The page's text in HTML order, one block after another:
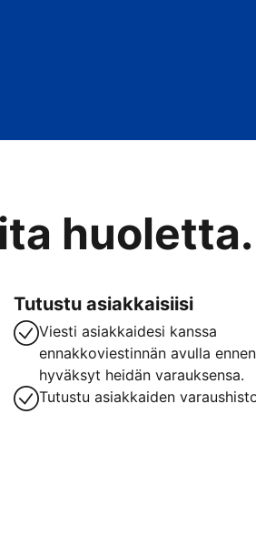
Tutustu asiakkaisiisi
Viesti asiakkaidesi kanssa
ennakkoviestinnän avulla
hyväksyt heidän varauksensa.
Tutustu asiakkaiden